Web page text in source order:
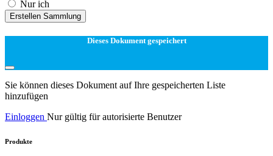
Nur ich
Erstellen Sammlung
Dieses Dokument gespeichert
Sie können dieses Dokument auf Ihre gespeicherten Liste
hinzufügen
Einloggen Nur gültig für autorisierte Benutzer
Produkte